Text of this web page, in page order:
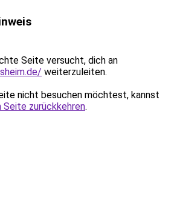
Seite versucht, dich an
weiterzuleiten.
nicht besuchen möchtest, kannst
Seite zurückkehren.